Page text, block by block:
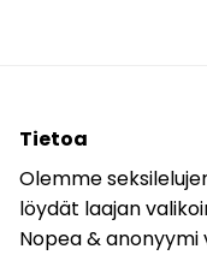
Tietoa
Olemme
löydät laajan
Nopea & anonyymi